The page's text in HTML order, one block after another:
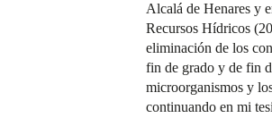
Alcalá de Henares y
Recursos Hídricos
eliminación de los
fin de grado y de fin
microorganismos y
continuando en mi